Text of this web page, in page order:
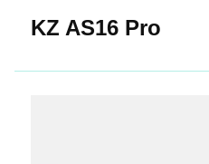
KZ AS16 Pro